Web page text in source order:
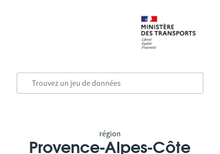
région
Provence-Alpes-Côte